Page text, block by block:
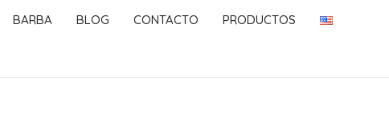
BARBA BLOG CONTACTO PRODUCTOS